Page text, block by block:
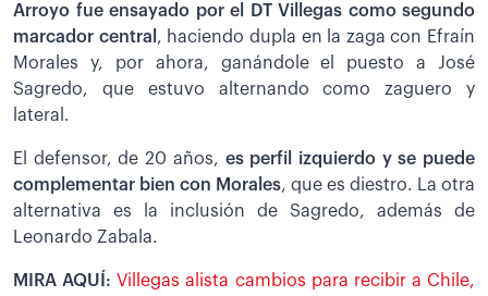
Arroyo fue ensayado por el DT Villegas como segundo
marcador central , haciendo dupla en la zaga con Efraín
Morales y, por ahora, ganándole el puesto a José
Sagredo, que estuvo alternando como zaguero y
lateral.
El defensor, de 20 años, es perfil izquierdo y se puede
complementar bien con Morales, que es diestro. La otra
alternativa es la inclusión de Sagredo, además de
Leonardo Zabala.
MIRA AQUÍ: Villegas alista cambios para recibir a Chile,